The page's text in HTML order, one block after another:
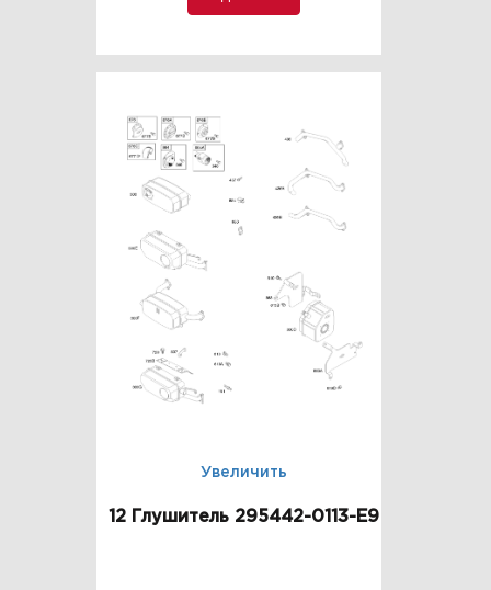
Увеличить
12 Глушитель 295442-0113-E9